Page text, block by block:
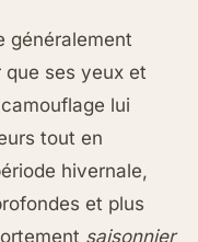
généralement
que ses yeux et
lui
tout en
hivernale,
et plus
saisonnier